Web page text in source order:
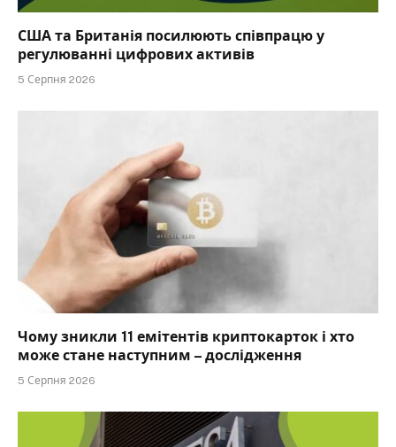
США та Британія посилюють співпрацю у
регулюванні цифрових активів
5 Серпня 2026
Чому зникли 11 емітентів криптокарток і хто
може стане наступним – дослідження
5 Серпня 2026